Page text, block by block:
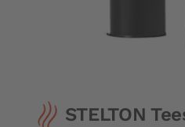
Anfang
STELTON